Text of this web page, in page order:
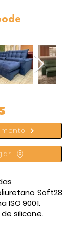
Soft28
ISO 9001.
silicone.